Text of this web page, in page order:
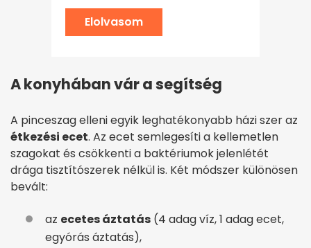
Elolvasom
A konyhában vár a segítség
A pinceszag elleni egyik leghatékonyabb házi szer az
étkezési ecet. Az ecet semlegesíti a kellemetlen
szagokat és csökkenti a baktériumok jelenlétét
drága tisztítószerek nélkül is. Két módszer különösen
bevált:
az ecetes áztatás (4 adag víz, 1 adag ecet,
egyórás áztatás),